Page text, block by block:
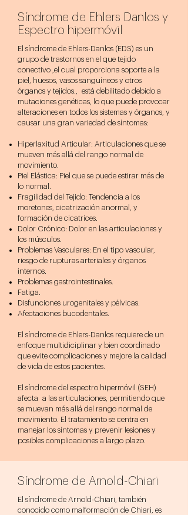
Síndrome de Ehlers Danlos y
Espectro hipermóvil
El síndrome de Ehlers-Danlos (EDS) es un
grupo de trastornos en el que tejido
conectivo ,el cual proporciona soporte a la
piel, huesos, vasos sanguíneos y otros
órganos y tejidos., está debilitado debido a
mutaciones genéticas, lo que puede provocar
alteraciones en todos los sistemas y órganos, y
causar una gran variedad de síntomas:
Hiperlaxitud Articular: Articulaciones que se
mueven más allá del rango normal de
movimiento.
Piel Elástica: Piel que se puede estirar más de
lo normal.
Fragilidad del Tejido: Tendencia a los
moretones, cicatrización anormal, y
formación de cicatrices.
Dolor Crónico: Dolor en las articulaciones y
los músculos.
Problemas Vasculares: En el tipo vascular,
riesgo de rupturas arteriales y órganos
internos.
Problemas gastrointestinales.
Fatiga.
Disfunciones urogenitales y pélvicas.
Afectaciones bucodentales.
El síndrome de Ehlers-Danlos requiere de un
enfoque multidiciplinar y bien coordinado
que evite complicaciones y mejore la calidad
de vida de estos pacientes.
El síndrome del espectro hipermóvil (SEH)
afecta a las articulaciones, permitiendo que
se muevan más allá del rango normal de
movimiento. El tratamiento se centra en
manejar los síntomas y prevenir lesiones y
posibles complicaciones a largo plazo.
Síndrome de Arnold-Chiari
El síndrome de Arnold-Chiari, también
conocido como malformación de Chiari, es